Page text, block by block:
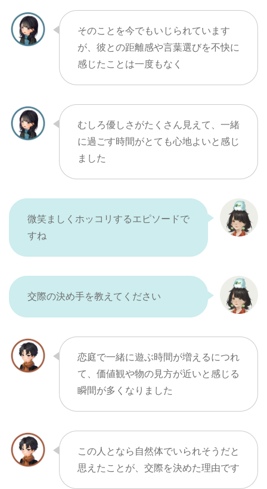
そのことを今でもいじられています
が、彼との距離感や言葉選びを不快に
感じたことは一度もなく
むしろ優しさがたくさん見えて、一緒
に過ごす時間がとても心地よいと感じ
ました
微笑ましくホッコリするエピソードで
すね
交際の決め手を教えてください
恋庭で一緒に遊ぶ時間が増えるにつれ
て、価値観や物の見方が近いと感じる
瞬間が多くなりました
この人となら自然体でいられそうだと
思えたことが、交際を決めた理由です